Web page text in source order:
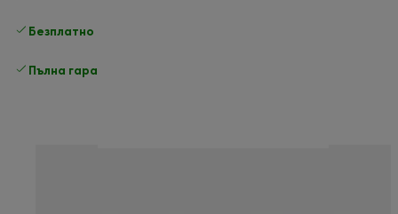
Безплатно връщане
Пълна гаранция от производителя